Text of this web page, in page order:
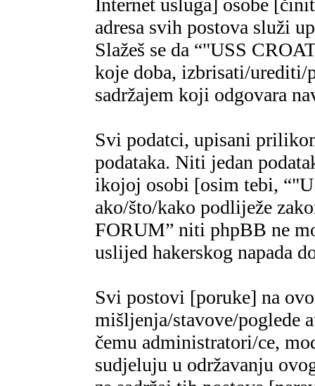
Internet usluga] osobe
adresa svih postova služi
Slažeš se da “"USS
koje doba, izbrisati/urediti/
sadržajem koji odgovara
Svi podatci, upisani
podataka. Niti jedan
ikojoj osobi [osim tebi,
ako/što/kako podliježe
FORUM” niti phpBB ne
uslijed hakerskog napada
Svi postovi [poruke] na
mišljenja/stavove/poglede
čemu administratori/ce,
sudjeluju u održavanju